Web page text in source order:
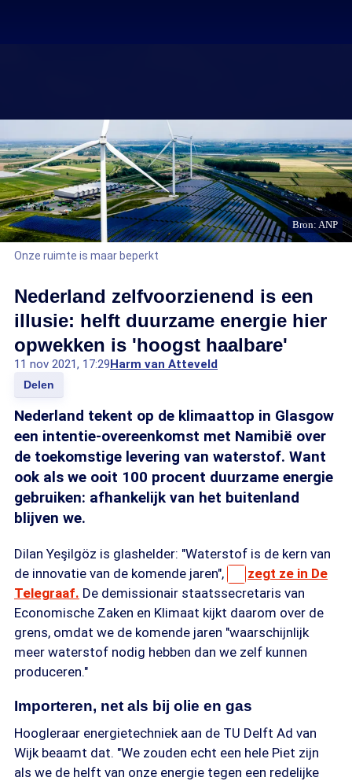
Bron: ANP
Onze ruimte is maar beperkt
Nederland zelfvoorzienend is een
illusie: helft duurzame energie hier
opwekken is 'hoogst haalbare'
11 nov 2021, 17:29Harm van Atteveld
Delen
Nederland tekent op de klimaattop in Glasgow
een intentie-overeenkomst met Namibië over
de toekomstige levering van waterstof. Want
ook als we ooit 100 procent duurzame energie
gebruiken: afhankelijk van het buitenland
blijven we.
Dilan Yeşilgöz is glashelder: "Waterstof is de kern van
de innovatie van de komende jaren",
zegt ze in De
Telegraaf. De demissionair staatssecretaris van
Economische Zaken en Klimaat kijkt daarom over de
grens, omdat we de komende jaren "waarschijnlijk
meer waterstof nodig hebben dan we zelf kunnen
produceren."
Importeren, net als bij olie en gas
Hoogleraar energietechniek aan de TU Delft Ad van
Wijk beaamt dat. "We zouden echt een hele Piet zijn
als we de helft van onze energie tegen een redelijke